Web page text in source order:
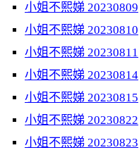
小姐不熙娣 20230809
小姐不熙娣 20230810
小姐不熙娣 20230811
小姐不熙娣 20230814
小姐不熙娣 20230815
小姐不熙娣 20230822
小姐不熙娣 20230823